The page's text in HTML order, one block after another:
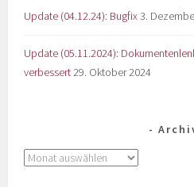
Update (04.12.24): Bugfix 3.
Update (05.11.2024):
verbessert29. Oktober 2024